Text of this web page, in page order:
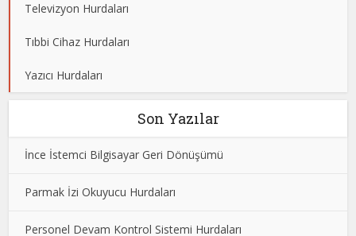
Televizyon Hurdaları
Tıbbi Cihaz Hurdaları
Yazıcı Hurdaları
Son Yazılar
İnce İstemci Bilgisayar Geri Dönüşümü
Parmak İzi Okuyucu Hurdaları
Personel Devam Kontrol Sistemi Hurdaları